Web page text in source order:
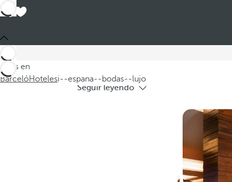
Estás en
BarcelóHotelesi--espana--bodas--lujo
Seguir leyendo